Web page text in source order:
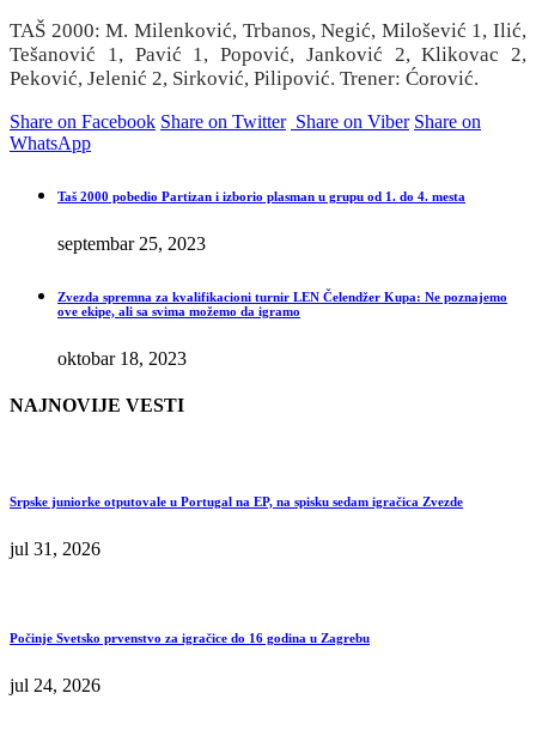
TAŠ 2000: M. Milenković, Trbanos, Negić, Milošević 1, Ilić,
Tešanović 1, Pavić 1, Popović, Janković 2, Klikovac 2,
Peković, Jelenić 2, Sirković, Pilipović. Trener: Ćorović.
Share on Facebook Share on Twitter Share on Viber Share on
WhatsApp
Taš 2000 pobedio Partizan i izborio plasman u grupu od 1. do 4. mesta
septembar 25, 2023
Zvezda spremna za kvalifikacioni turnir LEN Čelendžer Kupa: Ne poznajemo
ove ekipe, ali sa svima možemo da igramo
oktobar 18, 2023
NAJNOVIJE VESTI
Srpske juniorke otputovale u Portugal na EP, na spisku sedam igračica Zvezde
jul 31, 2026
Počinje Svetsko prvenstvo za igračice do 16 godina u Zagrebu
jul 24, 2026